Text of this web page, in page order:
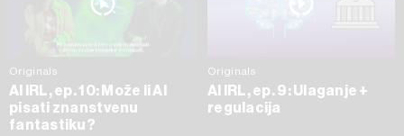
Originals
AI IRL, ep. 10: Može li AI
pisati znanstvenu
fantastiku?
Originals
AI IRL, ep. 9: Ulaganje +
regulacija